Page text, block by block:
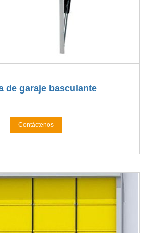
de garaje basculante
Contáctenos